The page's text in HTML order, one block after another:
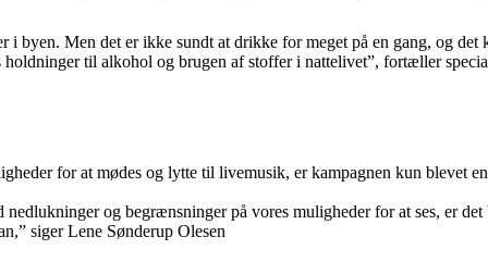
byen. Men det er ikke sundt at drikke for meget på en gang, og
til alkohol og brugen af stoffer i nattelivet”, fortæller
for at mødes og lytte til livemusik, er kampagnen kun blevet
og begrænsninger på vores muligheder for at ses, er
siger Lene Sønderup Olesen